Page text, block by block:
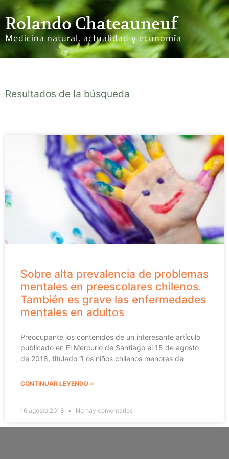
Rolando Chateauneuf
Medicina natural, actualidad y economía
Resultados de la búsqueda
Sobre alta prevalencia de problemas
mentales en preescolares chilenos.
También es grave las enfermedades
mentales en adultos
Preocupante los contenidos de un interesante artículo
publicado en El Mercurio de Santiago el 15 de agosto
de 2018, titulado “Los niños chilenos menores de
CONTINUAR LEYENDO »
16 agosto 2018 No hay comentarios